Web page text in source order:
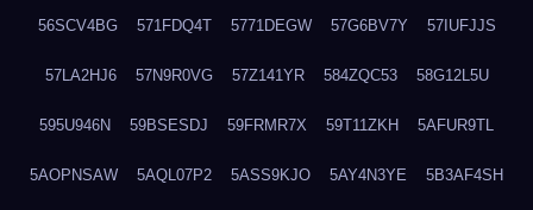
56SCV4BG 571FDQ4T 5771DEGW 57G6BV7Y 57IUFJJS
57LA2HJ6 57N9R0VG 57Z141YR 584ZQC53 58G12L5U
595U946N 59BSESDJ 59FRMR7X 59T11ZKH 5AFUR9TL
5AOPNSAW 5AQL07P2 5ASS9KJO 5AY4N3YE 5B3AF4SH